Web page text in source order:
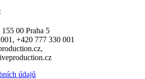
00 Praha 5
+420 777 330 001
údajů